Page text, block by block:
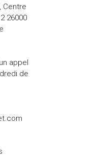
Centre
26000
appel
de